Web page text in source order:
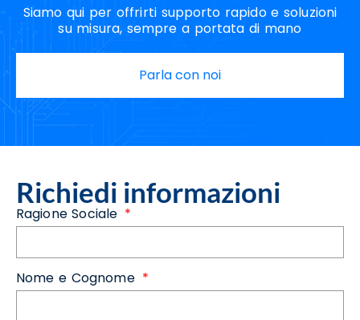
Siamo qui per offrirti supporto rapido e soluzioni
su misura, sempre a portata di mano
Parla con noi
Richiedi informazioni
Ragione Sociale
Nome e Cognome